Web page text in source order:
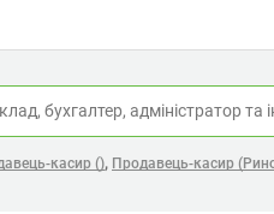
касир (), Продавець-касир